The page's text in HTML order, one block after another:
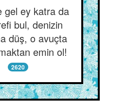
gel ey katra da
bul, denizin
düş, o avuçta
emin ol!
2620